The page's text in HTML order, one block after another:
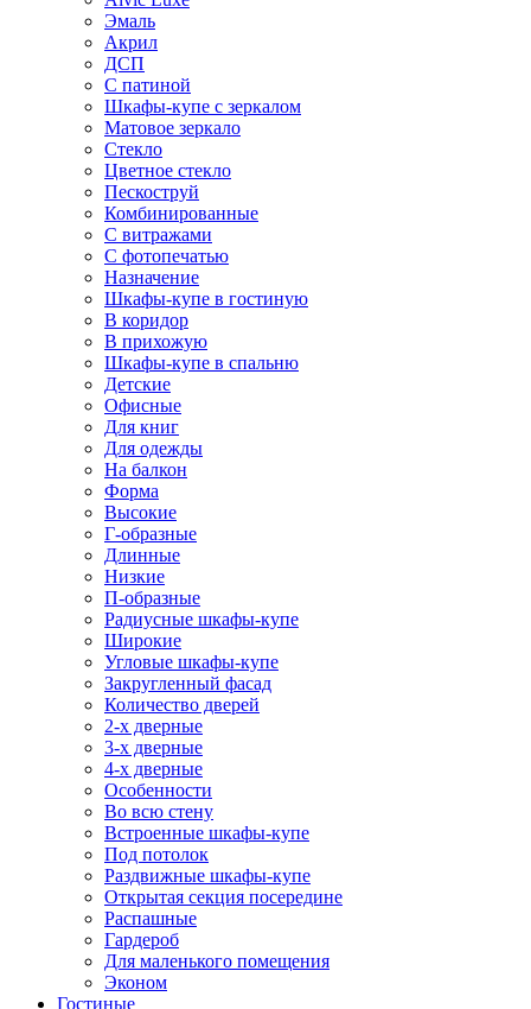
Эмаль
Акрил
ДСП
С патиной
Шкафы-купе с зеркалом
Матовое зеркало
Стекло
Цветное стекло
Пескоструй
Комбинированные
С витражами
С фотопечатью
Назначение
Шкафы-купе в гостиную
В коридор
В прихожую
Шкафы-купе в спальню
Детские
Офисные
Для книг
Для одежды
На балкон
Форма
Высокие
Г-образные
Длинные
Низкие
П-образные
Радиусные шкафы-купе
Широкие
Угловые шкафы-купе
Закругленный фасад
Количество дверей
2-х дверные
3-х дверные
4-х дверные
Особенности
Во всю стену
Встроенные шкафы-купе
Под потолок
Раздвижные шкафы-купе
Открытая секция посередине
Распашные
Гардероб
Для маленького помещения
Эконом
Гостиные